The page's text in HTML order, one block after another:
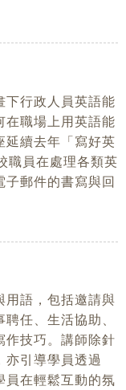
下行政人員英語能
在職場上用英語能
延續去年「寫好英
職員在處理各類英
郵件的書寫與回
用語，包括邀請與
任、生活協助、
作技巧。講師除針
亦引導學員透過
員在輕鬆互動的氛